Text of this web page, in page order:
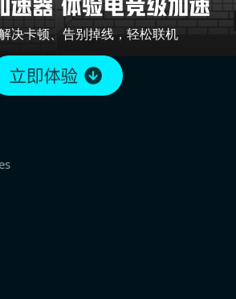
决卡顿、告别掉线，轻松联机